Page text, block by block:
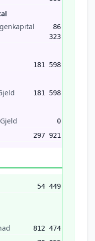
86
323
181 598
181 598
0
297 921
54 449
812 474